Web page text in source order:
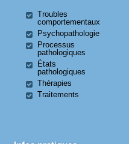
Troubles
comportementaux
Psychopathologie
Processus
pathologiques
États
pathologiques
Thérapies
Traitements